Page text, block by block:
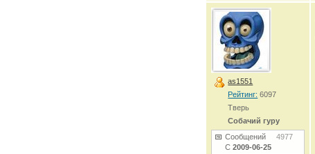
as1551
Рейтинг: 6097
Тверь
Собачий гуру
Сообщений4977
С2009-06-25